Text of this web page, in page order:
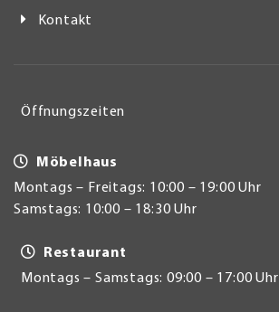
Kontakt
Öffnungszeiten
Möbelhaus
Montags – Freitags: 10:00 – 19:00 Uhr
Samstags: 10:00 – 18:30 Uhr
Restaurant
Montags – Samstags: 09:00 – 17:00 Uhr